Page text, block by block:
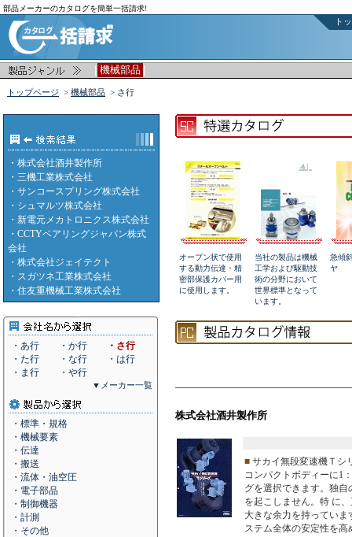
部品メーカーのカタログを簡単一括請求!
ト
| 機械部品 |
トップページ > 機械部品 > さ行
・ 株式会社酒井製作所
・ 三機工業株式会社
・ サンコースプリング株式会社
・ シュマルツ株式会社
・ 新電元メカトロニクス株式会社
・ CCTYベアリングジャパン株式
会社
・ 株式会社ジェイテクト
・ スガツネ工業株式会社
・ 住友重機械工業株式会社
・あ行 ・か行
・さ行
・た行
・な行
・は行
・ま行
・や行
▼メーカー一覧
・標準・規格
・機械要素
・伝達
・搬送
・流体・油空圧
・電子部品
・制御機器
・計測
・その他
オープン状で使用
する動力伝達・精
密部保護カバー用
に使用します。
当社の製品は機械
工学および駆動技
術の分野において
世界標準となって
います。
急傾
ヤ
株式会社酒井製作所
■ サカイ無段変速機Ｔシ
コンパクトボディーに1
グを選択できます。独
を起こしません。特 に
大きな余力を持ってい
ステム全体の安定性を